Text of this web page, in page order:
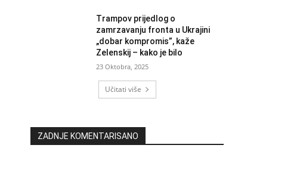
Trampov prijedlog o
zamrzavanju fronta u Ukrajini
„dobar kompromis”, kaže
Zelenskij – kako je bilo
23 Oktobra, 2025
Učitati više
ZADNJE KOMENTARISANO